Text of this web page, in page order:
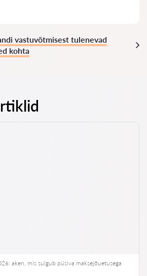
vastuvõtmisest tulenevad
kohta
aken, mis sulgub püsiva maksejõuetusega